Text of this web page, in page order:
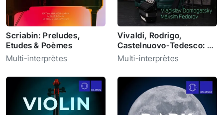
Scriabin: Preludes,
Etudes & Poèmes
Multi-interprètes
Vivaldi, Rodrigo,
Castelnuovo-Tedesco: 4
Guitar Concertos
Multi-interprètes